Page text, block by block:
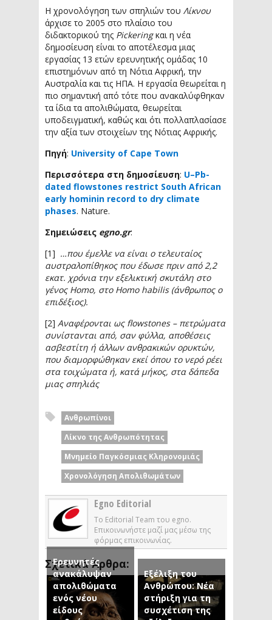
Η χρονολόγηση των σπηλιών του Λίκνου
άρχισε το 2005 στο πλαίσιο του
διδακτορικού της Pickeringκαι η νέα
δημοσίευση είναι το αποτέλεσμα μιας
εργασίας 13 ετών ερευνητικής ομάδας 10
επιστημόνων από τη Νότια Αφρική, την
Αυστραλία και τις ΗΠΑ. Η εργασία θεωρείται η
πιο σημαντική από τότε που ανακαλύφθηκαν
τα ίδια τα απολιθώματα, θεωρείται
υποδειγματική, καθώς και ότι πολλαπλασίασε
την αξία των στοιχείων της Νότιας Αφρικής.
Πηγή: University of Cape Town
Περισσότερα στη δημοσίευση: U–Pb-
dated flowstones restrict South African
early hominin record to dry climate
phases. Nature.
Σημειώσεις egno.gr:
[1] …που έμελλε να είναι ο τελευταίος
αυστραλοπίθηκος που έδωσε πριν από 2,2
εκατ. χρόνια την εξελικτική σκυτάλη στο
γένος Homo, στο Homo habilis (άνθρωπος ο
επιδέξιος).
[2] Αναφέρονται ως flowstones – πετρώματα
συνίστανται από, σαν φύλλα, αποθέσεις
ασβεστίτη ή άλλων ανθρακικών ορυκτών,
που διαμορφώθηκαν εκεί όπου το νερό ρέει
στα τοιχώματα ή, κατά μήκος, στα δάπεδα
μιας σπηλιάς
Ανθρωπίνοι
Λίκνο της Ανθρωπότητας
Μνημείο Παγκόσμιας Κληρονομιάς
Χρονολόγηση Απολιθωμάτων
Egno Editorial
Το Editorial Team του egno.
Επικοινωνήστε μαζί μας μέσω της
φόρμας επικοινωνίας.
Σχετικά Άρθρα:
Ερευνητές
ανακάλυψαν
απολιθώματα
ενός νέου
είδους
Εξέλιξη του
Ανθρώπου: Νέα
στήριξη για τη
συσχέτιση της